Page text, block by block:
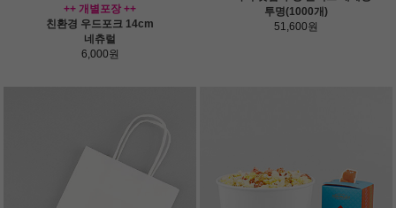
++ 개별포장 ++
친환경 우드포크 14cm
네츄럴
6,000원
투명(1000개)
51,600원